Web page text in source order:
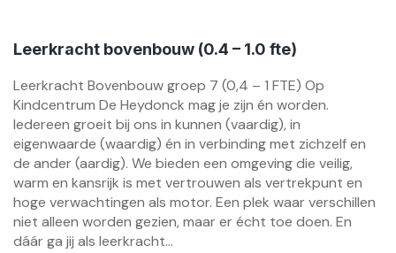
Leerkracht bovenbouw (0.4 – 1.0 fte)
Leerkracht Bovenbouw groep 7 (0,4 – 1 FTE) Op
Kindcentrum De Heydonck mag je zijn én worden.
Iedereen groeit bij ons in kunnen (vaardig), in
eigenwaarde (waardig) én in verbinding met zichzelf en
de ander (aardig). We bieden een omgeving die veilig,
warm en kansrijk is met vertrouwen als vertrekpunt en
hoge verwachtingen als motor. Een plek waar verschillen
niet alleen worden gezien, maar er écht toe doen. En
dáár ga jij als leerkracht...